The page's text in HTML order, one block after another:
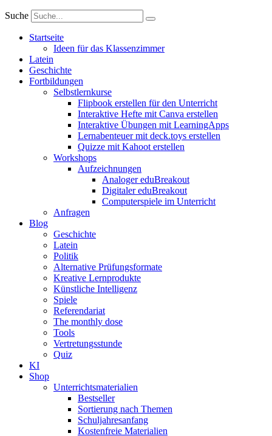
Suche
Startseite
Ideen für das Klassenzimmer
Latein
Geschichte
Fortbildungen
Selbstlernkurse
Flipbook erstellen für den Unterricht
Interaktive Hefte mit Canva erstellen
Interaktive Übungen mit LearningApps
Lernabenteuer mit deck.toys erstellen
Quizze mit Kahoot erstellen
Workshops
Aufzeichnungen
Analoger eduBreakout
Digitaler eduBreakout
Computerspiele im Unterricht
Anfragen
Blog
Geschichte
Latein
Politik
Alternative Prüfungsformate
Kreative Lernprodukte
Künstliche Intelligenz
Spiele
Referendariat
The monthly dose
Tools
Vertretungsstunde
Quiz
KI
Shop
Unterrichtsmaterialien
Bestseller
Sortierung nach Themen
Schuljahresanfang
Kostenfreie Materialien